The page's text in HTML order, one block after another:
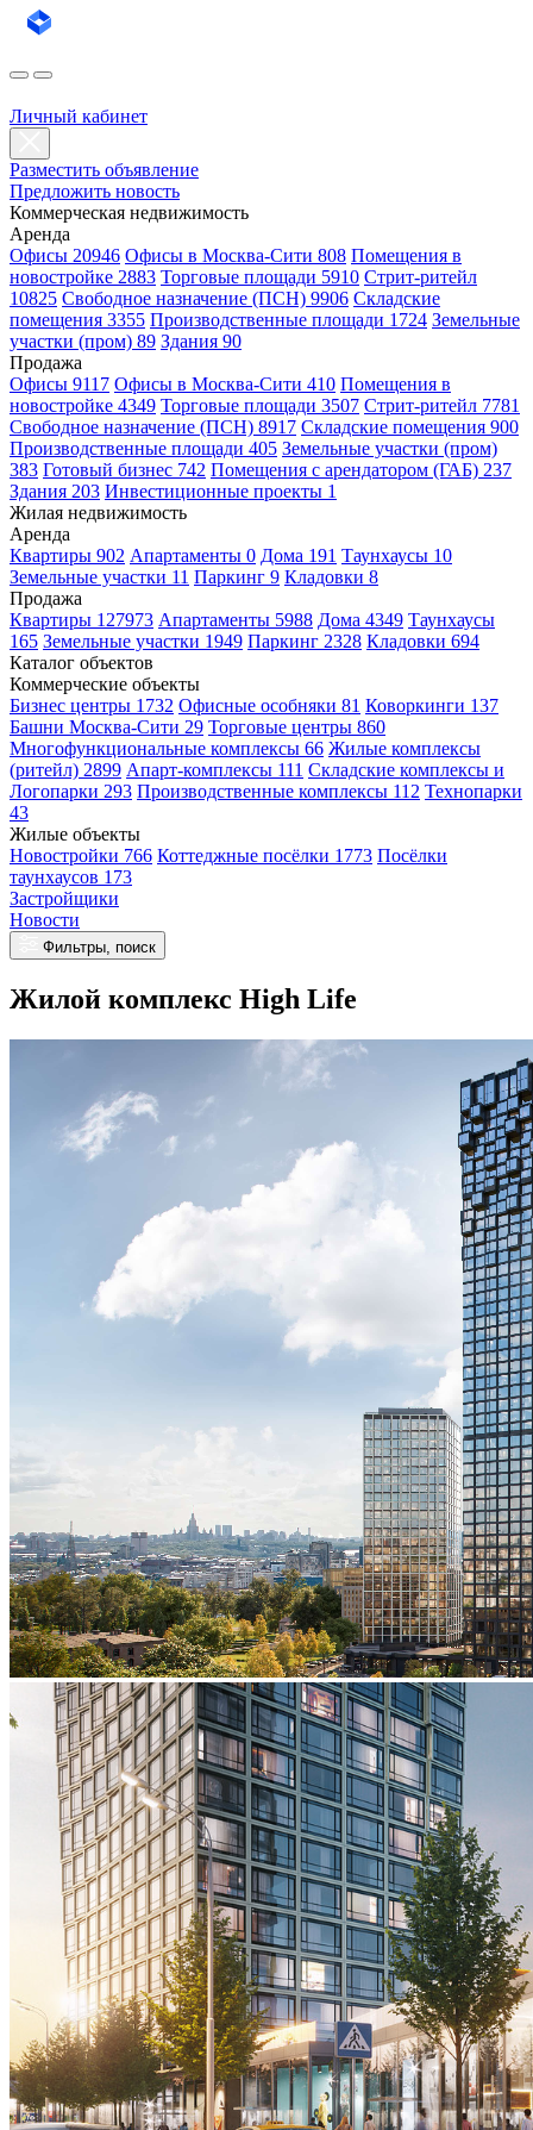
Личный кабинет
Разместить объявление
Предложить новость
Коммерческая недвижимость
Аренда
Офисы 20946 Офисы в Москва-Сити 808 Помещения в
новостройке 2883 Торговые площади 5910 Стрит-ритейл
10825 Свободное назначение (ПСН) 9906 Складские
помещения 3355 Производственные площади 1724 Земельные
участки (пром) 89 Здания 90
Продажа
Офисы 9117 Офисы в Москва-Сити 410 Помещения в
новостройке 4349 Торговые площади 3507 Стрит-ритейл 7781
Свободное назначение (ПСН) 8917 Складские помещения 900
Производственные площади 405 Земельные участки (пром)
383 Готовый бизнес 742 Помещения с арендатором (ГАБ) 237
Здания 203 Инвестиционные проекты 1
Жилая недвижимость
Аренда
Квартиры 902 Апартаменты 0 Дома 191 Таунхаусы 10
Земельные участки 11 Паркинг 9 Кладовки 8
Продажа
Квартиры 127973 Апартаменты 5988 Дома 4349 Таунхаусы
165 Земельные участки 1949 Паркинг 2328 Кладовки 694
Каталог объектов
Коммерческие объекты
Бизнес центры 1732 Офисные особняки 81 Коворкинги 137
Башни Москва-Сити 29 Торговые центры 860
Многофункциональные комплексы 66 Жилые комплексы
(ритейл) 2899 Апарт-комплексы 111 Складские комплексы и
Логопарки 293 Производственные комплексы 112 Технопарки
43
Жилые объекты
Новостройки 766 Коттеджные посёлки 1773 Посёлки
таунхаусов 173
Застройщики
Новости
Фильтры, поиск
Жилой комплекс High Life